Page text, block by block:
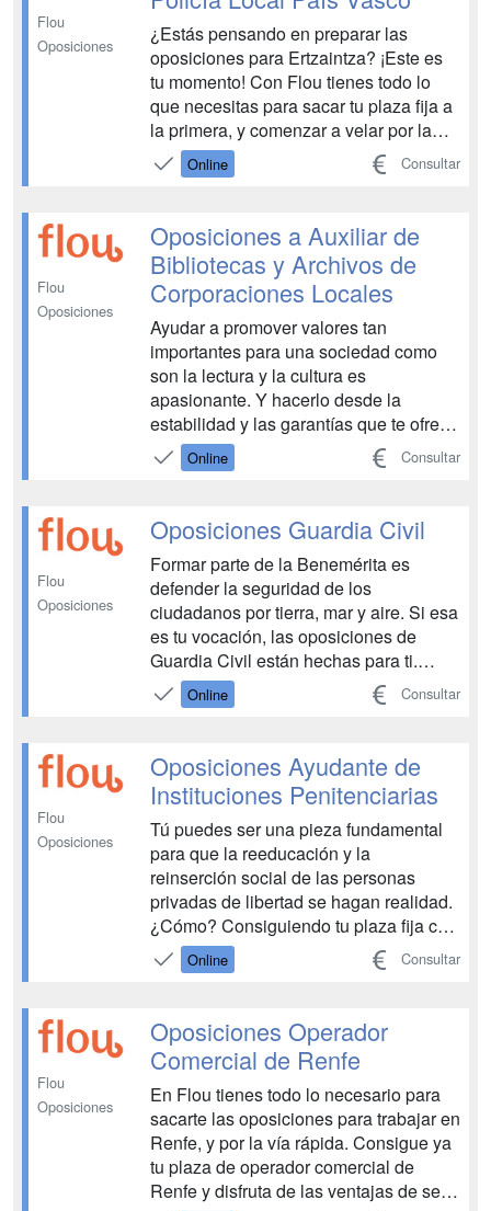
Flou
Oposiciones
¿Estás pensando en preparar las
oposiciones para Ertzaintza? ¡Este es
tu momento! Con Flou tienes todo lo
que necesitas para sacar tu plaza fija a
la primera, y comenzar a velar por la
seguridad de la sociedad del País
Vasco. Disfruta del trabajo de tu vida,
Online Consultar
Flou
Oposiciones
Oposiciones a Auxiliar de
Bibliotecas y Archivos de
Corporaciones Locales
Ayudar a promover valores tan
importantes para una sociedad como
son la lectura y la cultura es
apasionante. Y hacerlo desde la
estabilidad y las garantías que te ofrece
un puesto de funcionario/a más.
¡Prepara con Flou las oposiciones de
que fluyas en tu oposición incluimos
hasta 100 horas de cursos bare...
Online Consultar
Flou
Oposiciones
Oposiciones Guardia Civil
Formar parte de la Benemérita es
defender la seguridad de los
ciudadanos por tierra, mar y aire. Si esa
es tu vocación, las oposiciones de
Guardia Civil están hechas para ti.
Prepáralas con Flou y consigue una
plaza fija en el trabajo que siempre
Online Consultar
Flou
Oposiciones
Oposiciones Ayudante de
Instituciones Penitenciarias
Tú puedes ser una pieza fundamental
para que la reeducación y la
reinserción social de las personas
privadas de libertad se hagan realidad.
¿Cómo? Consiguiendo tu plaza fija con
las oposiciones de Ayudante de
Instituciones Penitenciarias....
Online Consultar
Flou
Oposiciones
Oposiciones Operador
Comercial de Renfe
En Flou tienes todo lo necesario para
sacarte las oposiciones para trabajar en
Renfe, y por la vía rápida. Consigue ya
tu plaza de operador comercial de
Renfe y disfruta de las ventajas de ser